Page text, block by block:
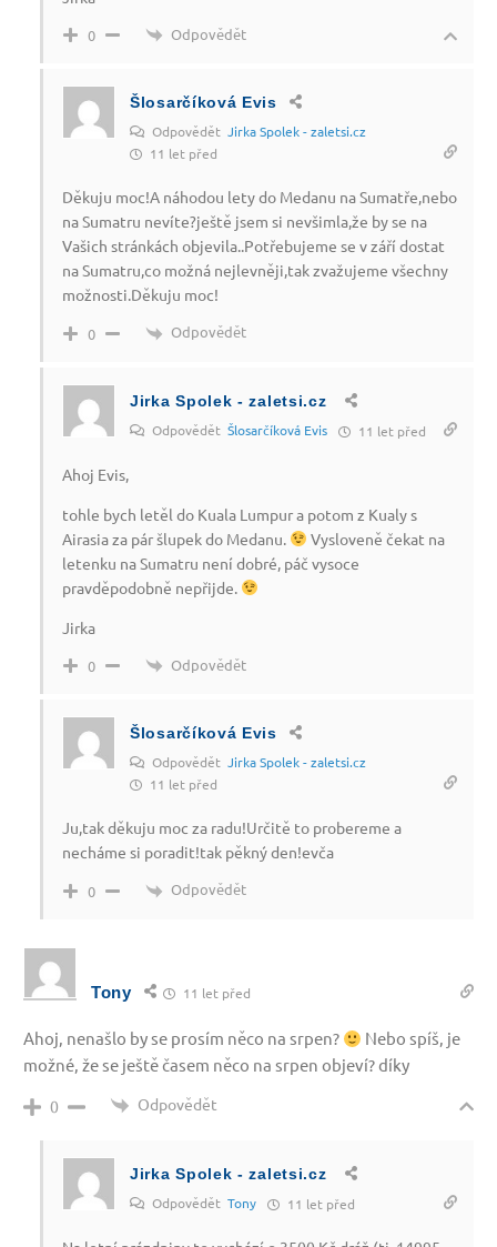
0 Odpovědět
Šlosarčíková Evis
Odpovědět Jirka Spolek - zaletsi.cz
11 let před
Děkuju moc!A náhodou lety do Medanu na Sumatře,nebo
na Sumatru nevíte?ještě jsem si nevšimla,že by se na
Vašich stránkách objevila..Potřebujeme se v září dostat
na Sumatru,co možná nejlevněji,tak zvažujeme všechny
možnosti.Děkuju moc!
0 Odpovědět
Jirka Spolek - zaletsi.cz
Odpovědět Šlosarčíková Evis 11 let před
Ahoj Evis,
tohle bych letěl do Kuala Lumpur a potom z Kualy s
Airasia za pár šlupek do Medanu.
Vysloveně čekat na
letenku na Sumatru není dobré, páč vysoce
pravděpodobně nepřijde.
Jirka
0 Odpovědět
Šlosarčíková Evis
Odpovědět Jirka Spolek - zaletsi.cz
11 let před
Ju,tak děkuju moc za radu!Určitě to probereme a
necháme si poradit!tak pěkný den!evča
0 Odpovědět
Tony 11 let před
Ahoj, nenašlo by se prosím něco na srpen?
Nebo spíš, je
možné, že se ještě časem něco na srpen objeví? díky
0 Odpovědět
Jirka Spolek - zaletsi.cz
Odpovědět Tony 11 let před